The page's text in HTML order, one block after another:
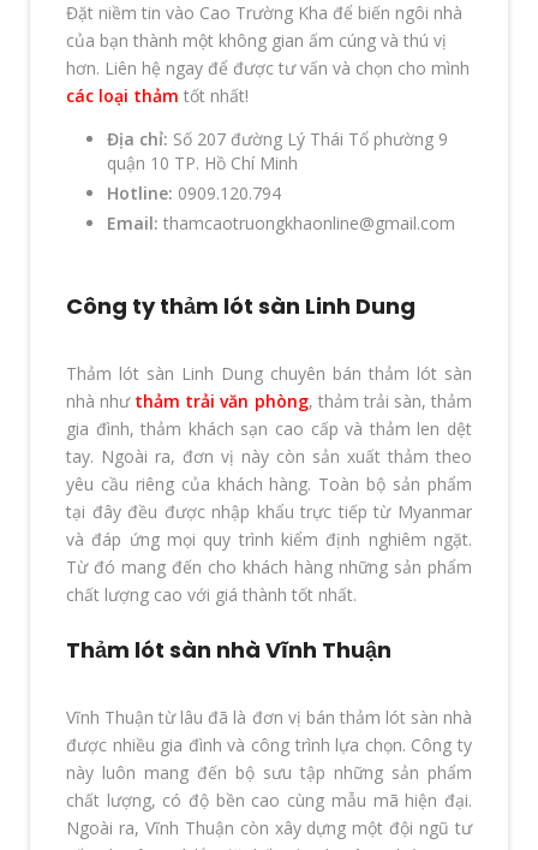
Đặt niềm tin vào Cao Trường Kha để biến ngôi nhà
của bạn thành một không gian ấm cúng và thú vị
hơn. Liên hệ ngay để được tư vấn và chọn cho mình
các loại thảm tốt nhất!
Địa chỉ: Số 207 đường Lý Thái Tổ phường 9
quận 10 TP. Hồ Chí Minh
Hotline: 0909.120.794
Email: thamcaotruongkhaonline@gmail.com
Công ty thảm lót sàn Linh Dung
Thảm lót sàn Linh Dung chuyên bán thảm lót sàn
nhà như thảm trải văn phòng, thảm trải sàn, thảm
gia đình, thảm khách sạn cao cấp và thảm len dệt
tay. Ngoài ra, đơn vị này còn sản xuất thảm theo
yêu cầu riêng của khách hàng. Toàn bộ sản phẩm
tại đây đều được nhập khẩu trực tiếp từ Myanmar
và đáp ứng mọi quy trình kiểm định nghiêm ngặt.
Từ đó mang đến cho khách hàng những sản phẩm
chất lượng cao với giá thành tốt nhất.
Thảm lót sàn nhà Vĩnh Thuận
Vĩnh Thuận từ lâu đã là đơn vị bán thảm lót sàn nhà
được nhiều gia đình và công trình lựa chọn. Công ty
này luôn mang đến bộ sưu tập những sản phẩm
chất lượng, có độ bền cao cùng mẫu mã hiện đại.
Ngoài ra, Vĩnh Thuận còn xây dựng một đội ngũ tư